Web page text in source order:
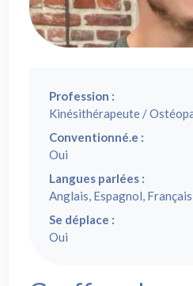
Profession :
Kinésithérapeute /
Conventionné.e :
Oui
Langues parlées :
Anglais, Espagnol, Français
Se déplace :
Oui